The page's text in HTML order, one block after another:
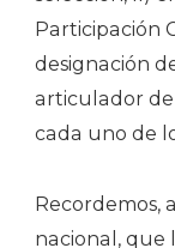
Participación
designación
articulador de
cada uno de
Recordemos,
nacional, que